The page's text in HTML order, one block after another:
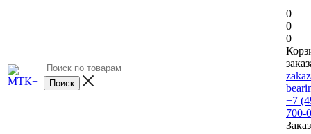
0
0
0
+7
700-